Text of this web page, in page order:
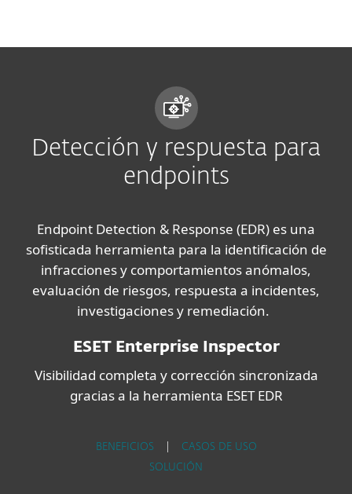
Detección y respuesta para
endpoints
Endpoint Detection & Response (EDR) es una
sofisticada herramienta para la identificación de
infracciones y comportamientos anómalos,
evaluación de riesgos, respuesta a incidentes,
investigaciones y remediación.
ESET Enterprise Inspector
Visibilidad completa y corrección sincronizada
gracias a la herramienta ESET EDR
BENEFICIOS
CASOS DE USO
SOLUCIÓN